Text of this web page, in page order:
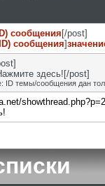
сообщения [/post]
сообщения]
здесь![/post]
ID темы/сообщения дан